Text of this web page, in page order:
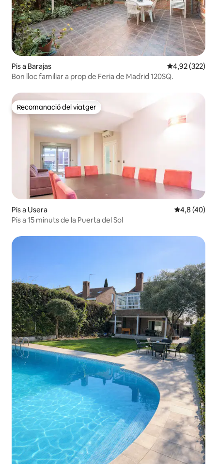
Pis a Barajas 4,92 de
4,92 (322)
Bon lloc familiar a prop de Feria de Madrid 120SQ.
Recomanació del viatger
Recomanació del viatger
Pis a Usera 4,8 de
4,8 (40)
Pis a 15 minuts de la Puerta del Sol